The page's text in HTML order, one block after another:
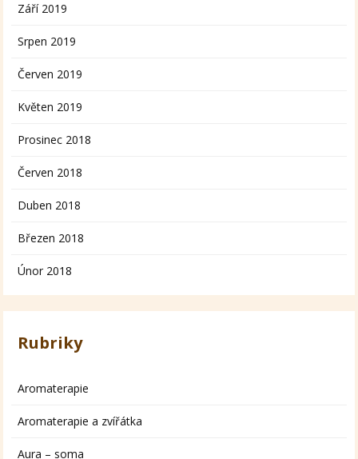
Září 2019
Srpen 2019
Červen 2019
Květen 2019
Prosinec 2018
Červen 2018
Duben 2018
Březen 2018
Únor 2018
Rubriky
Aromaterapie
Aromaterapie a zvířátka
Aura – soma